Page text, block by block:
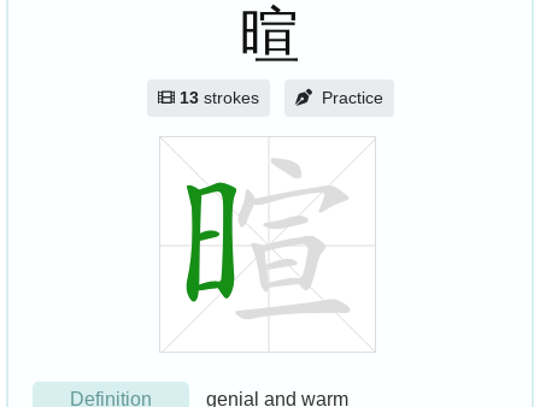
暄
13strokes Practice
Definition genial and warm